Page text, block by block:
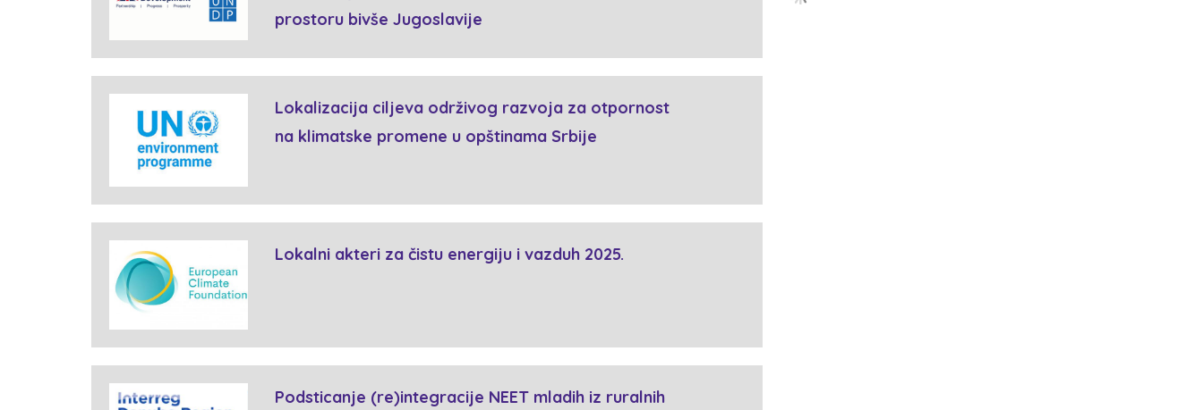
prostoru bivše Jugoslavije
Lokalizacija ciljeva održivog razvoja za otpornost
na klimatske promene u opštinama Srbije
Lokalni akteri za čistu energiju i vazduh 2025.
Podsticanje (re)integracije NEET mladih iz ruralnih